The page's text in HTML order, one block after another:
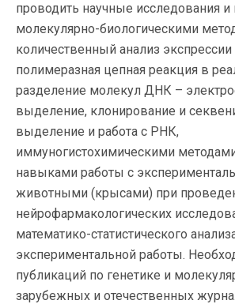
проводить научные исследования и
молекулярно-биологическими
количественный анализ экспрессии
полимеразная цепная реакция в
разделение молекул ДНК –
выделение, клонирование и
выделение и работа с РНК,
иммуногистохимическими
навыками работы с
животными (крысами) при
нейрофармакологических
математико-статистического
экспериментальной работы.
публикаций по генетике и
зарубежных и отечественных